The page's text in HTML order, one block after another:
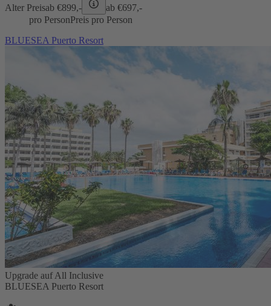
Alter Preisab €899,- ab €697,-
pro PersonPreis pro Person
BLUESEA Puerto Resort
Upgrade auf All Inclusive
BLUESEA Puerto Resort